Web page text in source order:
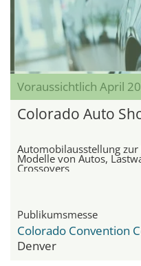
Voraussichtlich April
Colorado Auto
Automobilausstellung
Modelle von Autos,
Crossovers
Publikumsmesse
Colorado Convention
Denver